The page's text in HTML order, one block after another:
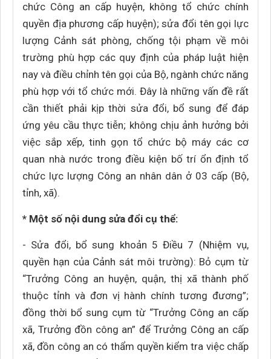
chức Công an cấp huyện, không tổ chức chính
quyền địa phương cấp huyện); sửa đổi tên gọi lực
lượng Cảnh sát phòng, chống tội phạm về môi
trường phù hợp các quy định của pháp luật hiện
nay và điều chỉnh tên gọi của Bộ, ngành chức năng
phù hợp với tổ chức mới. Đây là những vấn đề rất
cần thiết phải kịp thời sửa đổi, bổ sung để đáp
ứng yêu cầu thực tiễn; không chịu ảnh hưởng bởi
việc sắp xếp, tinh gọn tổ chức bộ máy các cơ
quan nhà nước trong điều kiện bố trí ổn định tổ
chức lực lượng Công an nhân dân ở 03 cấp (Bộ,
tỉnh, xã).
* Một số nội dung sửa đổi cụ thể:
- Sửa đổi, bổ sung khoản 5 Điều 7 (Nhiệm vụ,
quyền hạn của Cảnh sát môi trường): Bỏ cụm từ
“Trưởng Công an huyện, quận, thị xã thành phố
thuộc tỉnh và đơn vị hành chính tương đương”;
đồng thời bổ sung cụm từ “Trưởng Công an cấp
xã, Trưởng đồn công an” để Trưởng Công an cấp
xã, đồn công an có thẩm quyền kiểm tra việc chấp